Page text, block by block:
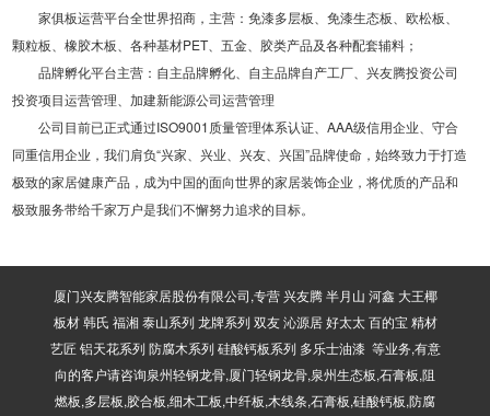
家俱板运营平台全世界招商，主营：免漆多层板、免漆生态板、欧松板、
颗粒板、橡胶木板、各种基材PET、五金、胶类产品及各种配套辅料；
品牌孵化平台主营：自主品牌孵化、自主品牌自产工厂、兴友腾投资公司
投资项目运营管理、加建新能源公司运营管理
公司目前已正式通过ISO9001质量管理体系认证、AAA级信用企业、守合
同重信用企业，我们肩负“兴家、兴业、兴友、兴国”品牌使命，始终致力于打造
极致的家居健康产品，成为中国的面向世界的家居装饰企业，将优质的产品和
极致服务带给千家万户是我们不懈努力追求的目标。
厦门兴友腾智能家居股份有限公司,专营 兴友腾 半月山 河鑫 大王椰
板材 韩氏 福湘 泰山系列 龙牌系列 双友 沁源居 好太太 百的宝 精材
艺匠 铝天花系列 防腐木系列 硅酸钙板系列 多乐士油漆 等业务,有意
向的客户请咨询泉州轻钢龙骨,厦门轻钢龙骨,泉州生态板,石膏板,阻
燃板,多层板,胶合板,细木工板,中纤板,木线条,石膏板,硅酸钙板,防腐